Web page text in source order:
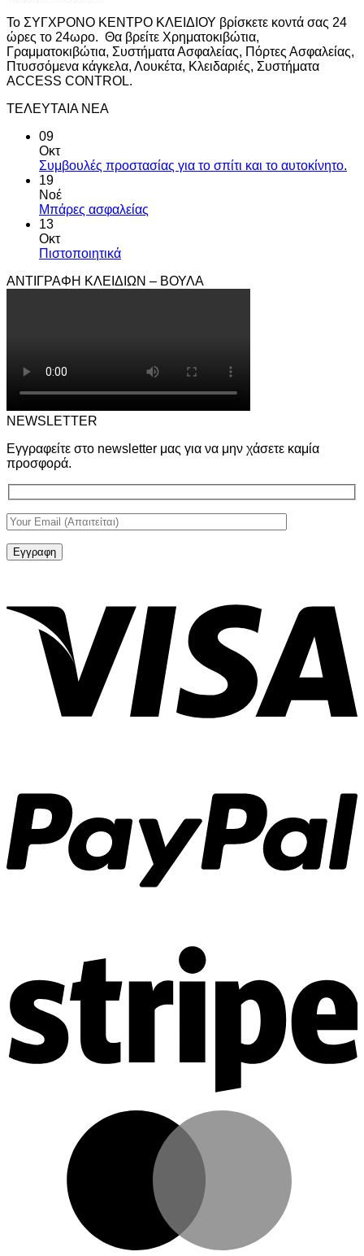
Το ΣΥΓΧΡΟΝΟ ΚΕΝΤΡΟ ΚΛΕΙΔΙΟΥ βρίσκετε κοντά σας 24
ώρες το 24ωρο. Θα βρείτε Χρηματοκιβώτια,
Γραμματοκιβώτια, Συστήματα Ασφαλείας, Πόρτες Ασφαλείας,
Πτυσσόμενα κάγκελα, Λουκέτα, Κλειδαριές, Συστήματα
ACCESS CONTROL.
ΤΕΛΕΥΤΑΙΑ ΝΕΑ
09
Οκτ
Συμβουλές προστασίας για το σπίτι και το αυτοκίνητο.
19
Νοέ
Μπάρες ασφαλείας
13
Οκτ
Πιστοποιητικά
ΑΝΤΙΓΡΑΦΗ ΚΛΕΙΔΙΩΝ – ΒΟΥΛΑ
NEWSLETTER
Εγγραφείτε στο newsletter μας για να μην χάσετε καμία
προσφορά.